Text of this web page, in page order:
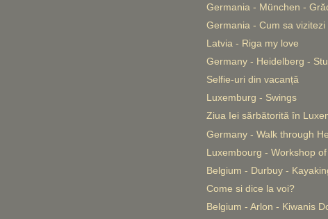
Germania - München -
Germania - Cum sa
Latvia - Riga my love
Germany - Heidelberg -
Selfie-uri din vacanță
Luxemburg - Swings
Ziua Iei sărbătorită în
Germany - Walk through
Luxembourg - Workshop
Belgium - Durbuy -
Come si dice la voi?
Belgium - Arlon - Kiwanis